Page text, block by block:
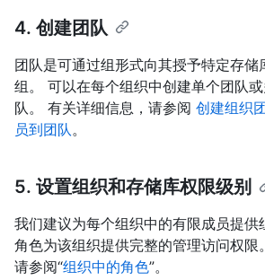
4. 创建团队
团队是可通过组形式向其授予特定存储
组。 可以在每个组织中创建单个团队
队。 有关详细信息，请参阅 创建组织
员到团队。
5. 设置组织和存储库权限级别
我们建议为每个组织中的有限成员提供
角色为该组织提供完整的管理访问权限
请参阅“组织中的角色”。